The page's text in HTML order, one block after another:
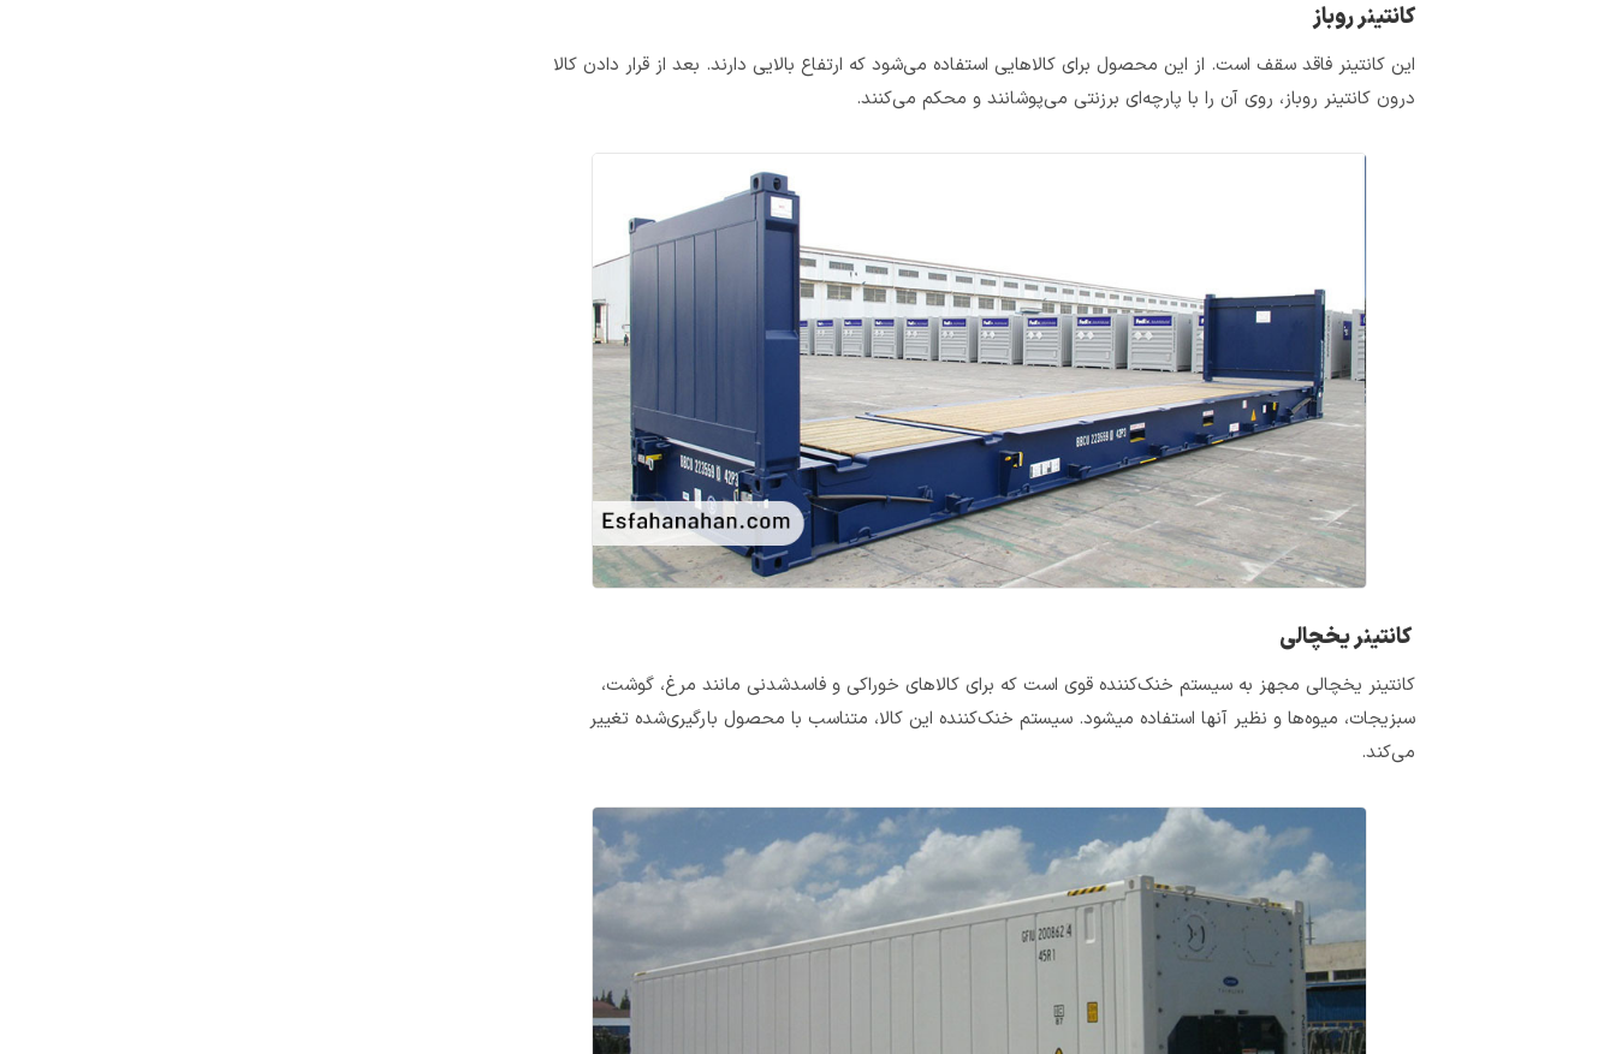
کانتینر روباز
این کانتینر فاقد سقف است. از این محصول برای کالاهایی استفاده می‌شود که ارتفاع بالایی دارند. بعد از قرار دادن کالا
درون کانتینر روباز، روی آن را با پارچه‌ای برزنتی می‌پوشانند و محکم می‌کنند.
کانتینر یخچالی
کانتینر یخچالی مجهز به سیستم خنک‌کننده قوی است که برای کالاهای خوراکی و فاسدشدنی مانند مرغ، گوشت،
سبزیجات، میوه‌ها و نظیر آن‎ها استفاده می‎شود. سیستم خنک‌کننده این کالا، متناسب با محصول بارگیری‌شده تغییر
می‌کند.